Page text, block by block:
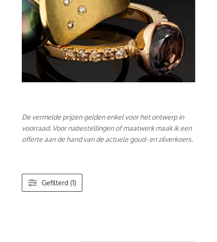
De vermelde prijzen gelden enkel voor het ontwerp in
voorraad. Voor nabestellingen of maatwerk maak ik een
offerte aan de hand van de actuele goud- en zilverkoers.
Gefilterd (1)